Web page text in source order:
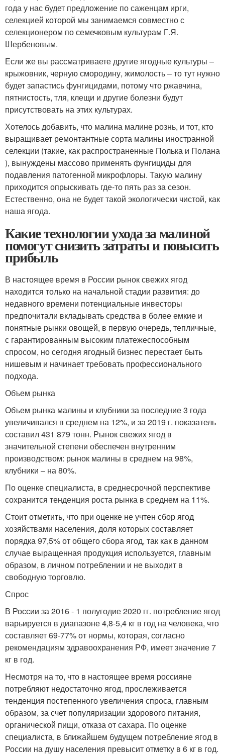
года у нас будет предложение по саженцам ирги,
селекцией которой мы занимаемся совместно с
селекционером по семечковым культурам Г.Я.
Шербеновым.
Если же вы рассматриваете другие ягодные культуры –
крыжовник, черную смородину, жимолость – то тут нужно
будет запастись фунгицидами, потому что ржавчина,
пятнистость, тля, клещи и другие болезни будут
присутствовать на этих культурах.
Хотелось добавить, что малина малине рознь, и тот, кто
выращивает ремонтантные сорта малины иностранной
селекции (такие, как распространенные Полька и Полана
), вынуждены массово применять фунгициды для
подавления патогенной микрофлоры. Такую малину
приходится опрыскивать где-то пять раз за сезон.
Естественно, она не будет такой экологически чистой, как
наша ягода.
Какие технологии ухода за малиной
помогут снизить затраты и повысить
прибыль
В настоящее время в России рынок свежих ягод
находится только на начальной стадии развития: до
недавного времени потенциальные инвесторы
предпочитали вкладывать средства в более емкие и
понятные рынки овощей, в первую очередь, тепличные,
с гарантированным высоким платежеспособным
спросом, но сегодня ягодный бизнес перестает быть
нишевым и начинает требовать профессионального
подхода.
Объем рынка
Объем рынка малины и клубники за последние 3 года
увеличивался в среднем на 12%, и за 2019 г. показатель
составил 431 879 тонн. Рынок свежих ягод в
значительной степени обеспечен внутренним
производством: рынок малины в среднем на 98%,
клубники – на 80%.
По оценке специалиста, в среднесрочной перспективе
сохранится тенденция роста рынка в среднем на 11%.
Стоит отметить, что при оценке не учтен сбор ягод
хозяйствами населения, доля которых составляет
порядка 97,5% от общего сбора ягод, так как в данном
случае выращенная продукция используется, главным
образом, в личном потреблении и не выходит в
свободную торговлю.
Спрос
В России за 2016 - 1 полугодие 2020 гг. потребление ягод
варьируется в диапазоне 4,8-5,4 кг в год на человека, что
составляет 69-77% от нормы, которая, согласно
рекомендациям здравоохранения РФ, имеет значение 7
кг в год.
Несмотря на то, что в настоящее время россияне
потребляют недостаточно ягод, прослеживается
тенденция постепенного увеличения спроса, главным
образом, за счет популяризации здорового питания,
органической пищи, отказа от сахара. По оценке
специалиста, в ближайшем будущем потребление ягод в
России на душу населения превысит отметку в 6 кг в год.